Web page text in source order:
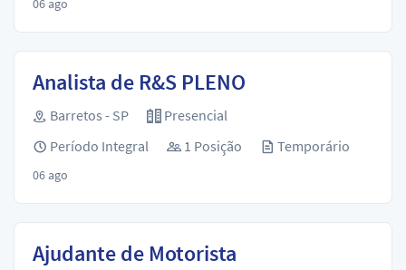
06 ago
Analista de R&S PLENO
Barretos - SP
Presencial
Período Integral
1 Posição Temporário
06 ago
Ajudante de Motorista